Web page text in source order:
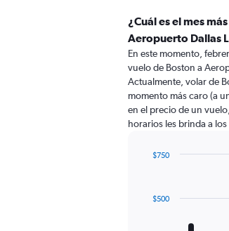
¿Cuál es el mes
Aeropuerto Dallas
En este momento,
vuelo de Boston a
Actualmente, volar de
momento más caro (a
en el precio de un
horarios les brinda a
12$500
$750